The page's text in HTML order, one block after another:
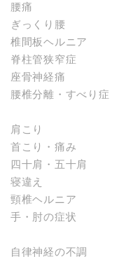
腰痛
ぎっくり腰
椎間板ヘルニア
脊柱管狭窄症
座骨神経痛
腰椎分離・すべり症
肩こり
首こり・痛み
四十肩・五十肩
寝違え
頸椎ヘルニア
手・肘の症状
自律神経の不調